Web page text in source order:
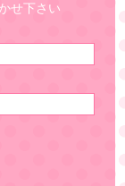
せ下さい